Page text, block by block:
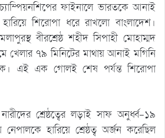
ফাইনালে ভারতকে আনাই
শিরোপা ধরে রাখলো বাংলাদেশ।
বীরশ্রেষ্ঠ শহীদ সিপাহী মোহাম্মদ
খেলার ৭৯ মিনিটের মাথায় আনাই মগিনি
এই এক গোলই শেষ পর্যন্ত শিরোপা
শ্রেষ্ঠত্বের লড়াই সাফ অনুর্ধ্ব-১৯
হারিয়ে শ্রেষ্ঠত্ব অর্জন করেছিল